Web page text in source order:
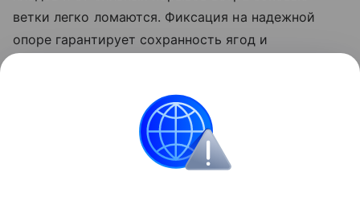
ветки легко ломаются. Фиксация на надежной
опоре гарантирует сохранность ягод и
вырождения и обеспечивает ежегодный сбор
крупных и сочных плодов.